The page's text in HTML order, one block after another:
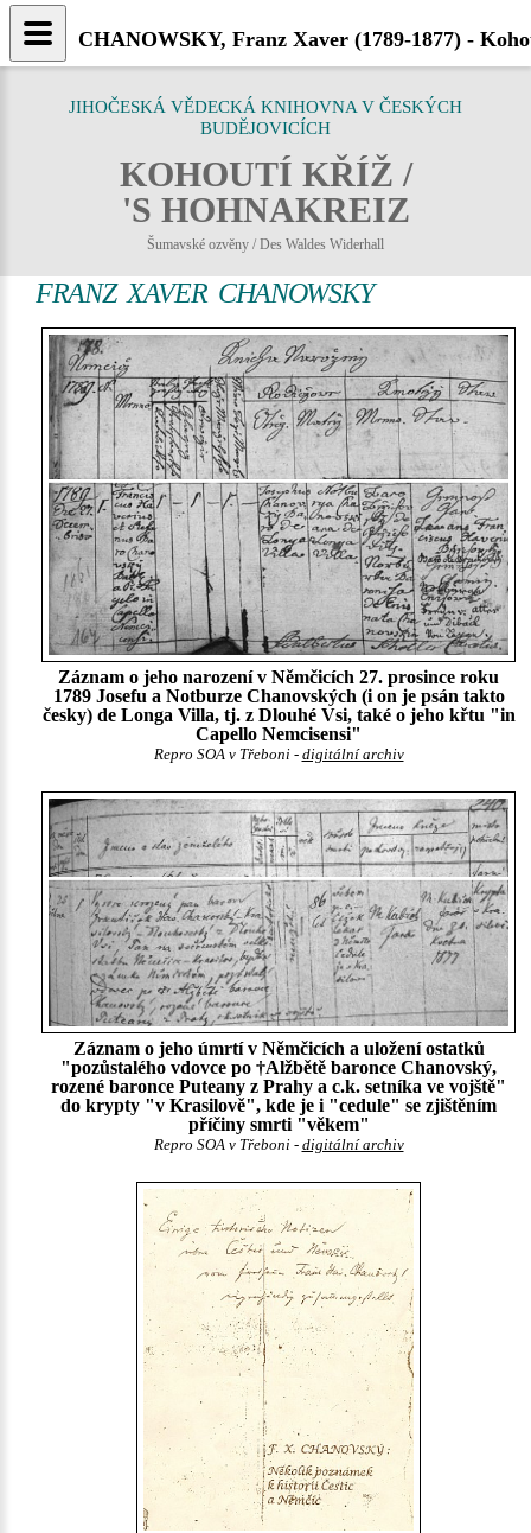
JIHOČESKÁ VĚDECKÁ KNIHOVNA V ČESKÝCH
BUDĚJOVICÍCH
KOHOUTÍ KŘÍŽ /
'S HOHNAKREIZ
Šumavské ozvěny / Des Waldes Widerhall
FRANZ XAVER CHANOWSKY
Záznam o jeho narození v Němčicích 27. prosince roku
1789 Josefu a Notburze Chanovských (i on je psán takto
česky) de Longa Villa, tj. z Dlouhé Vsi, také o jeho křtu "in
Capello Nemcisensi"
Repro SOA v Třeboni - digitální archiv
Záznam o jeho úmrtí v Němčicích a uložení ostatků
"pozůstalého vdovce po †Alžbětě baronce Chanovský,
rozené baronce Puteany z Prahy a c.k. setníka ve vojště"
do krypty "v Krasilově", kde je i "cedule" se zjištěním
příčiny smrti "věkem"
Repro SOA v Třeboni - digitální archiv
CHANOWSKY, Franz Xaver (1789-1877) -